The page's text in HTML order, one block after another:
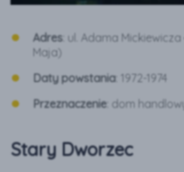
Adres : ul. Adama
Maja)
Daty powstania: 1972-1974
Przeznaczenie: dom
Stary Dworzec